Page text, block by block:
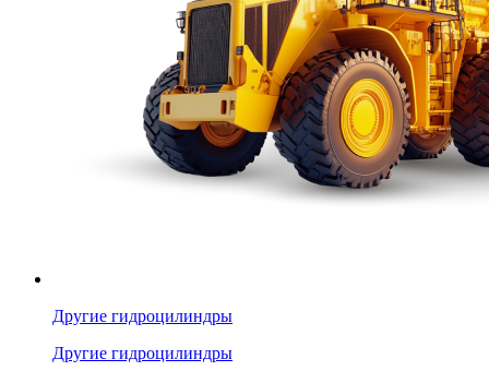
Другие гидроцилиндры
Другие гидроцилиндры